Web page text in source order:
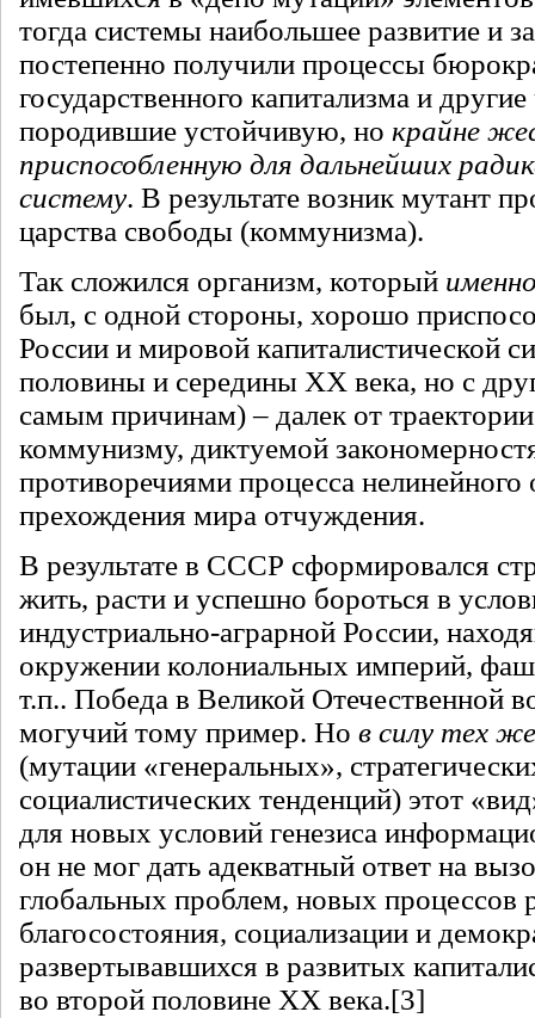
тогда системы наибольшее развитие и
постепенно получили процессы
государственного капитализма и
породившие устойчивую, но крайне
приспособленную для дальнейших
систему. В результате возник мутант
царства свободы (коммунизма).
Так сложился организм, который
был, с одной стороны, хорошо
России и мировой капиталистической
половины и середины ХХ века, но с
самым причинам) – далек от
коммунизму, диктуемой
противоречиями процесса нелинейного
прехождения мира отчуждения.
В результате в СССР сформировался
жить, расти и успешно бороться в
индустриально-аграрной России,
окружении колониальных империй,
т.п.. Победа в Великой Отечественной
могучий тому пример. Но в силу тех
(мутации «генеральных»,
социалистических тенденций) этот
для новых условий генезиса
он не мог дать адекватный ответ на
глобальных проблем, новых процессов
благосостояния, социализации и
развертывавшихся в развитых
во второй половине XX века.[3]